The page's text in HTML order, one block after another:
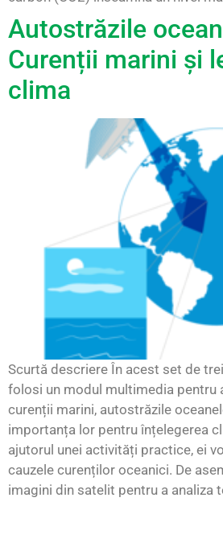
Autostrăzile
Curenții marini și
clima
Scurtă descriere În acest set de
folosi un modul multimedia pentru
curenții marini, autostrăzile
importanța lor pentru înțelegerea
ajutorul unei activități practice, ei
cauzele curenților oceanici. De
imagini din satelit pentru a analiza